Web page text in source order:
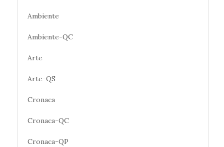
Ambiente
Ambiente-QC
Arte
Arte-QS
Cronaca
Cronaca-QC
Cronaca-QP